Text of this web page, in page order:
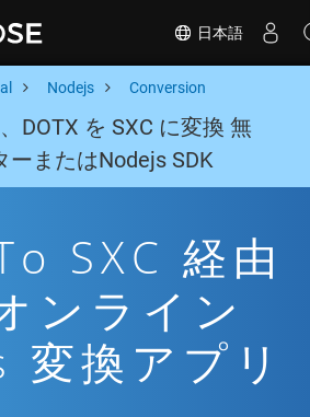
日本語
Nodejs Conversion
DOTX を SXC に変換 無
ーまたはNodejs SDK
SXC 経由
ンライン
換アプリ